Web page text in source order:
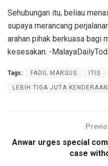
Sehubungan itu, beliau
supaya merancang
arahan pihak berkuasa bagi
kesesakan. -
Tags: FADIL MARSUS ITIS
LEBIH TIGA JUTA KENDERAAN
Anwar urges special
case